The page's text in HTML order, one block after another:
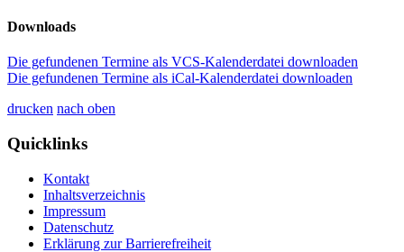
Downloads
Die gefundenen Termine als VCS-Kalenderdatei downloaden
Die gefundenen Termine als iCal-Kalenderdatei downloaden
drucken nach oben
Quicklinks
Kontakt
Inhaltsverzeichnis
Impressum
Datenschutz
Erklärung zur Barrierefreiheit